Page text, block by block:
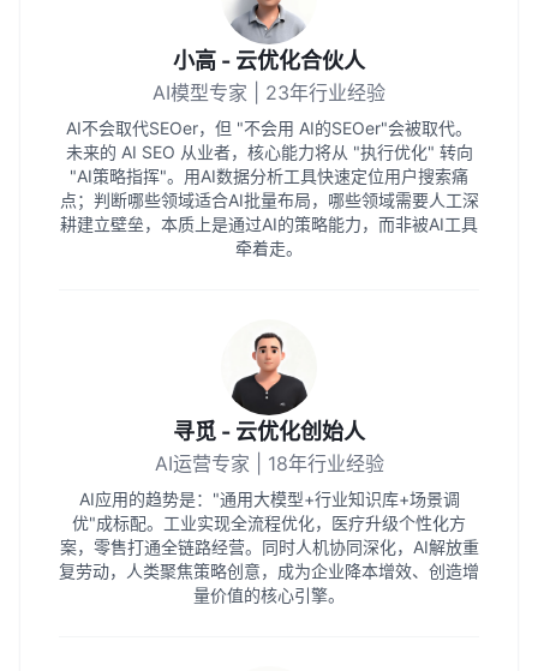
小高 - 云优化合伙人
AI模型专家 | 23年行业经验
AI不会取代SEOer，但 "不会用 AI的SEOer"会被取代。
未来的 AI SEO 从业者，核心能力将从 "执行优化" 转向
"AI策略指挥"。用AI数据分析工具快速定位用户搜索痛
点；判断哪些领域适合AI批量布局，哪些领域需要人工深
耕建立壁垒，本质上是通过AI的策略能力，而非被AI工具
牵着走。
寻觅 - 云优化创始人
AI运营专家 | 18年行业经验
AI应用的趋势是："通用大模型+行业知识库+场景调
优"成标配。工业实现全流程优化，医疗升级个性化方
案，零售打通全链路经营。同时人机协同深化，AI解放重
复劳动，人类聚焦策略创意，成为企业降本增效、创造增
量价值的核心引擎。